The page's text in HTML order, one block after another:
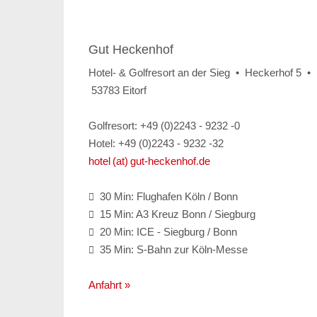
Gut Heckenhof
Hotel- & Golfresort an der Sieg • Heckerhof 5 •
53783 Eitorf
Golfresort: +49 (0)2243 - 9232 -0
Hotel: +49 (0)2243 - 9232 -32
hotel (at) gut-heckenhof.de
 30 Min: Flughafen Köln / Bonn
 15 Min: A3 Kreuz Bonn / Siegburg
 20 Min: ICE - Siegburg / Bonn
 35 Min: S-Bahn zur Köln-Messe
Anfahrt »